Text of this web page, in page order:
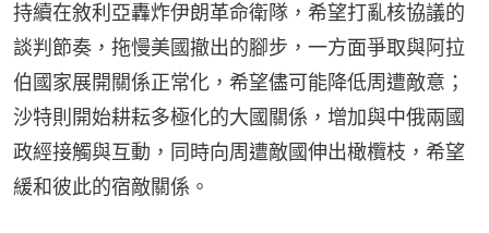
持續在敘利亞轟炸伊朗革命衛隊，希望打亂核協議的
談判節奏，拖慢美國撤出的腳步，一方面爭取與阿拉
伯國家展開關係正常化，希望儘可能降低周遭敵意；
沙特則開始耕耘多極化的大國關係，增加與中俄兩國
政經接觸與互動，同時向周遭敵國伸出橄欖枝，希望
緩和彼此的宿敵關係。